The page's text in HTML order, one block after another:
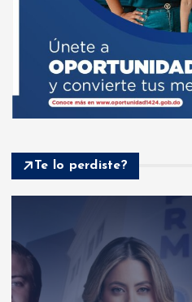
Te lo perdiste?